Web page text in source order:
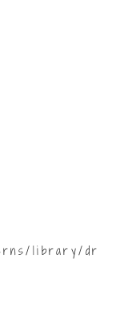
library/dr